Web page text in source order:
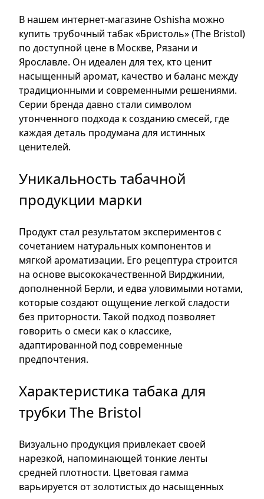
В нашем интернет-магазине Oshisha можно
купить трубочный табак «Бристоль» (The Bristol)
по доступной цене в Москве, Рязани и
Ярославле. Он идеален для тех, кто ценит
насыщенный аромат, качество и баланс между
традиционными и современными решениями.
Серии бренда давно стали символом
утонченного подхода к созданию смесей, где
каждая деталь продумана для истинных
ценителей.
Уникальность табачной
продукции марки
Продукт стал результатом экспериментов с
сочетанием натуральных компонентов и
мягкой ароматизации. Его рецептура строится
на основе высококачественной Вирджинии,
дополненной Берли, и едва уловимыми нотами,
которые создают ощущение легкой сладости
без приторности. Такой подход позволяет
говорить о смеси как о классике,
адаптированной под современные
предпочтения.
Характеристика табака для
трубки The Bristol
Визуально продукция привлекает своей
нарезкой, напоминающей тонкие ленты
средней плотности. Цветовая гамма
варьируется от золотистых до насыщенных